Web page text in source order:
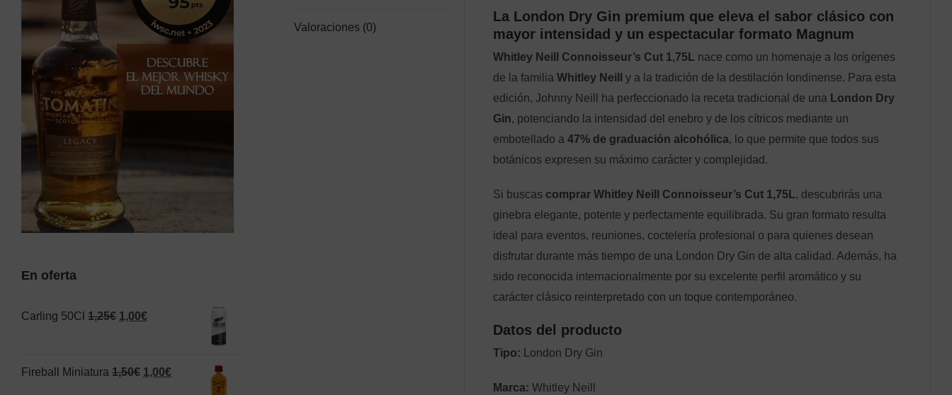
Valoraciones (0)
La London Dry Gin premium que eleva el sabor clásico con
mayor intensidad y un espectacular formato Magnum
Whitley Neill Connoisseur’s Cut 1,75L nace como un homenaje a los orígenes
de la familiaWhitley Neill
y a la tradición de la destilación londinense. Para esta
edición, Johnny Neill ha perfeccionado la receta tradicional de una London Dry
Gin, potenciando la intensidad del enebro y de los cítricos mediante un
embotellado a47% de graduación alcohólica, lo que permite que todos sus
botánicos expresen su máximo carácter y complejidad.
Si buscas comprar Whitley Neill Connoisseur’s Cut 1,75L, descubrirás una
ginebra elegante, potente y perfectamente equilibrada. Su gran formato resulta
ideal para eventos, reuniones, coctelería profesional o para quienes desean
disfrutar durante más tiempo de una London Dry Gin de alta calidad. Además, ha
sido reconocida internacionalmente por su excelente perfil aromático y su
carácter clásico reinterpretado con un toque contemporáneo.
Datos del producto
Tipo: London Dry Gin
Marca: Whitley Neill
En oferta
Carling 50Cl 1,25€ El
era:
1,00€El
es:
Fireball Miniatura 1,50€ El
1,00€El